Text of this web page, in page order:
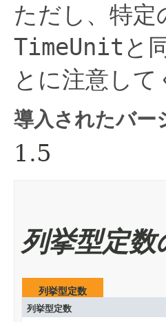
ただし、特
TimeUnit と
とに注意して
導入されたバー
1.5
列挙型定
列挙型定数
列挙型定数